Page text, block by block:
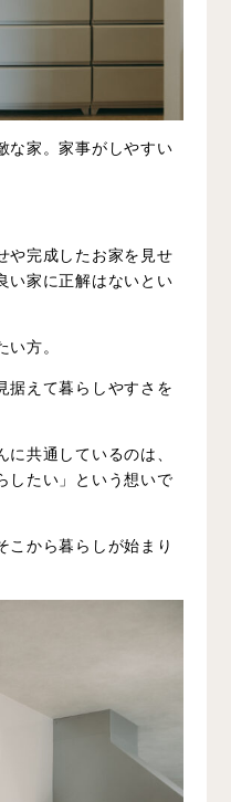
な家。家事がしやすい
や完成したお家を見せ
い家に正解はないとい
方。
据えて暮らしやすさを
共通しているのは、
したい」という想いで
こから暮らしが始まり